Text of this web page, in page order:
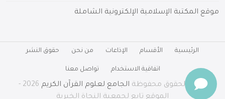
موقع المكتبة الإسلامية الإلكترونية الشاملة
الرئيسية الأقسام الإذاعات من نحن حقوق النشر
اتفاقية الاستخدام تواصل معنا
جميع الحقوق محفوظة الجامع لعلوم القرآن الكريم
2026 -
الموقع تابع لجمعية النجاة الخيرية